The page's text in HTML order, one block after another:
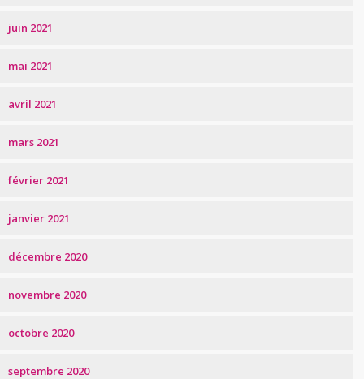
juin 2021
mai 2021
avril 2021
mars 2021
février 2021
janvier 2021
décembre 2020
novembre 2020
octobre 2020
septembre 2020